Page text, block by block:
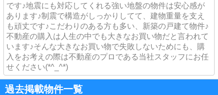
です♪地震にも対応してくれる強い地盤の物件は安心感が
あります♪制震で構造がしっかりしてて、建物重量を支え
も頑丈です♪こだわりのある方も多い、新築の戸建て物件♪
不動産の購入は人生の中でも大きなお買い物だと言われて
います♪そんな大きなお買い物で失敗しないためにも、購
入をお考えの際は不動産のプロである当社スタッフにお任
せください(*^_^*)
過去掲載物件一覧